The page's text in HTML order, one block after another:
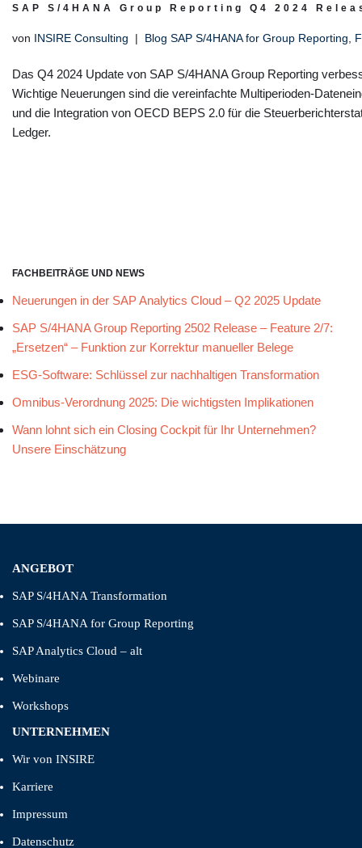
SAP S/4HANA Group Reporting Q4 2024
von INSIRE Consulting Blog SAP S/4HANA for Group Reporting,
Das Q4 2024 Update von SAP S/4HANA Group Reporting
Wichtige Neuerungen sind die vereinfachte Multiperioden-
und die Integration von OECD BEPS 2.0 für die
Ledger.
FACHBEITRÄGE UND NEWS
Neuerungen in der SAP Analytics Cloud – Q2 2025 Update
SAP S/4HANA Group Reporting 2502 Release – Feature 2/7:
„Ersetzen“ – Funktion zur Korrektur manueller Belege
ESG-Software: Schlüssel zur nachhaltigen Transformation
Omnibus-Verordnung 2025: Die wichtigsten Implikationen
Wann lohnt sich ein Closing Cockpit für Ihr Unternehmen?
Unsere Einschätzung
ANGEBOT
SAP S/4HANA Transformation
SAP S/4HANA for Group Reporting
SAP Analytics Cloud – alt
Webinare
Workshops
UNTERNEHMEN
Wir von INSIRE
Karriere
Impressum
Datenschutz